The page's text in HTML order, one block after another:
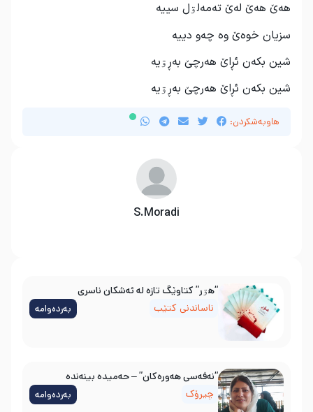
هەێ هەێ لەێ تەمەلۊل سییە
سزیان خوەێ وه چەو دییە
شین بکەن ئڕاێ هەرچێ بەڕۊیە
شین بکەن ئڕاێ هەرچێ بەڕۊیە
هاوبەشکردن:
S.Moradi
“هۊر” کتاوێگ تازە لە ئەشکان ناسری
ناساندنی کتێب
بەردەوامە
“نەفەسی هەورەکان” – حەمیدە بینەندە
چیرۆک
بەردەوامە